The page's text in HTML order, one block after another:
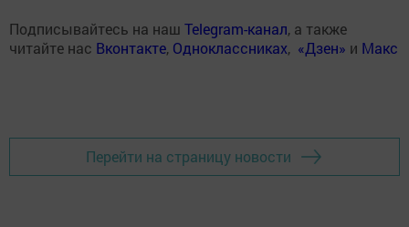
Подписывайтесь на наш Telegram-канал, а также
читайте нас Вконтакте, Одноклассниках, «Дзен» и Макс
Перейти на страницу новости